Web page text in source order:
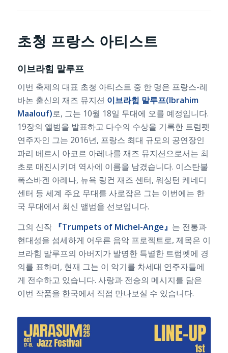
초청 프랑스 아티스트
이브라힘 말루프
이번 축제의 대표 초청 아티스트 중 한 명은 프랑스-레
바논 출신의 재즈 뮤지션 이브라힘 말루프(Ibrahim
Maalouf)로, 그는 10월 18일 무대에 오를 예정입니다.
19장의 앨범을 발표하고 다수의 수상을 기록한 트럼펫
연주자인 그는 2016년, 프랑스 최대 규모의 공연장인
파리 베르시 아코르 아레나를 재즈 뮤지션으로서는 최
초로 매진시키며 역사에 이름을 남겼습니다. 이스탄불
폭스바겐 아레나, 뉴욕 링컨 재즈 센터, 워싱턴 케네디
센터 등 세계 주요 무대를 사로잡은 그는 이번에는 한
국 무대에서 최신 앨범을 선보입니다.
그의 신작 『Trumpets of Michel-Ange』 는 전통과
현대성을 섬세하게 어우른 음악 프로젝트로, 제목은 이
브라힘 말루프의 아버지가 발명한 특별한 트럼펫에 경
의를 표하며, 현재 그는 이 악기를 차세대 연주자들에
게 전수하고 있습니다. 사랑과 전승의 메시지를 담은
이번 작품을 한국에서 직접 만나보실 수 있습니다.